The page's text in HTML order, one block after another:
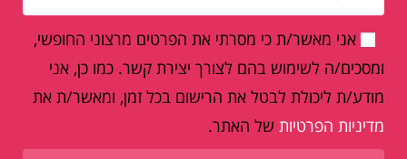
אני מאשר/ת כי מסרתי את הפרטים מרצוני החופשי,
ומסכים/ה לשימוש בהם לצורך יצירת קשר. כמו כן, אני
מודע/ת ליכולת לבטל את הרישום בכל זמן, ומאשר/ת את
מדיניות הפרטיות של האתר.